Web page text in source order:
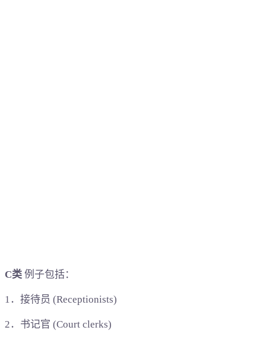
C类 例子包括：
1．接待员 (Receptionists)
2．书记官 (Court clerks)